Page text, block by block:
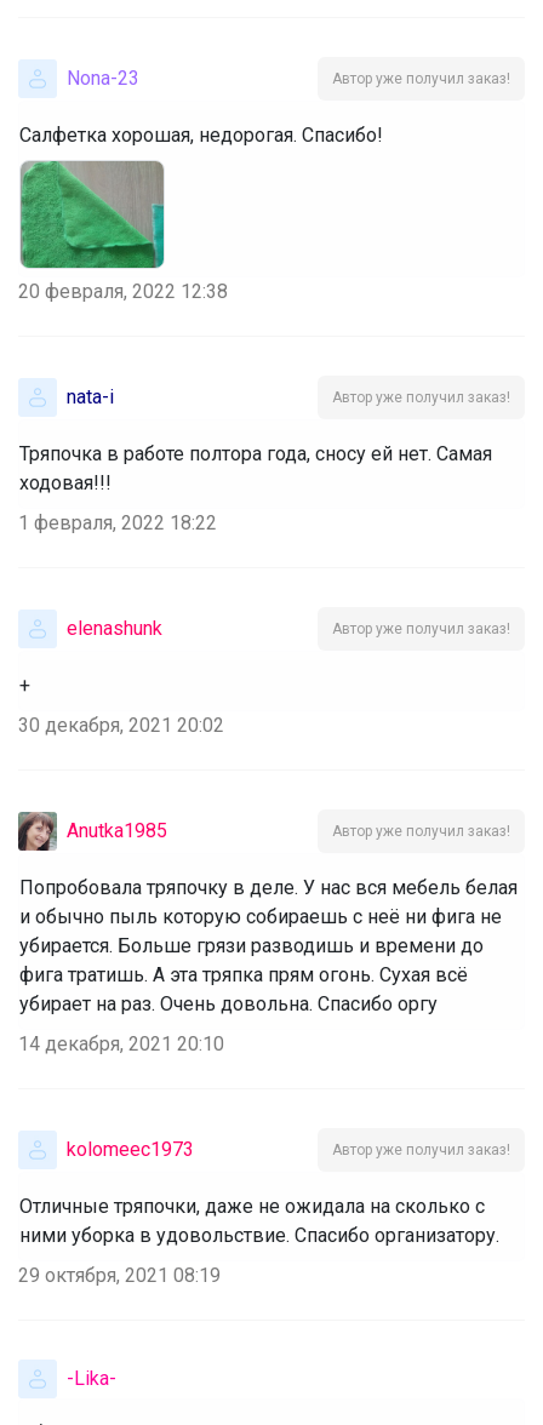
Nona-23 Автор уже получил заказ!
Салфетка хорошая, недорогая. Спасибо!
20 февраля, 2022 12:38
nata-i Автор уже получил заказ!
Тряпочка в работе полтора года, сносу ей нет. Самая
ходовая!!!
1 февраля, 2022 18:22
elenashunk Автор уже получил заказ!
+
30 декабря, 2021 20:02
Anutka1985 Автор уже получил заказ!
Попробовала тряпочку в деле. У нас вся мебель белая
и обычно пыль которую собираешь с неё ни фига не
убирается. Больше грязи разводишь и времени до
фига тратишь. А эта тряпка прям огонь. Сухая всё
убирает на раз. Очень довольна. Спасибо оргу
14 декабря, 2021 20:10
kolomeec1973 Автор уже получил заказ!
Отличные тряпочки, даже не ожидала на сколько с
ними уборка в удовольствие. Спасибо организатору.
29 октября, 2021 08:19
-Lika-